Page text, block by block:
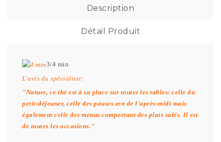
Description
Détail Produit
3/4 min
L'avis du spécialiste:
"Nature, ce thé est à sa place sur toutes les tables: celle du
petit-déjeuner, celle des pauses zen de l'après-midi mais
également celle des menus comportant des plats salés. Il est
de toutes les occasions."